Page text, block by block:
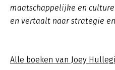
maatschappelijke en
en vertaalt naar strategie
Alle boeken van Joey